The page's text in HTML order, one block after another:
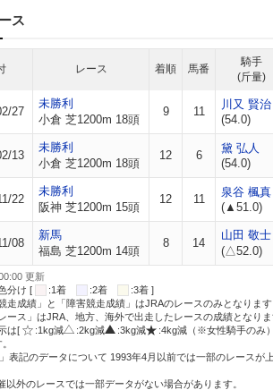
ス
レース 着順 馬番
騎手
(斤量)
27
未勝利
小倉 芝1200m 18頭
9 11
川又 賢治
(54.0)
13
未勝利
小倉 芝1200m 18頭
12 6
黛 弘人
(54.0)
22
未勝利
阪神 芝1200m 15頭
12 11
泉谷 楓真
(▲51.0)
08
新馬
福島 芝1200m 14頭
8 14
山田 敬士
(△52.0)
更新
分け [
:1着 :2着
:3着 ]
走成績」と「障害競走成績」はJRAのレースのみとなります
ース」はJRA、地方、海外で出走したレースの成績となりま
は[
:1kg減 :2kg減 :3kg減 :4kg減（※女性騎手のみ）
表記のデータについて 1993年4月以前では一部のレースが
外のレースでは一部データがない場合があります。